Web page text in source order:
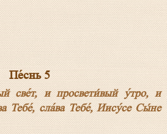
Пе́снь 5
све́т, и просвети́вый у́тро, и
Тебе́, сла́ва Тебе́, Иису́се Сы́не